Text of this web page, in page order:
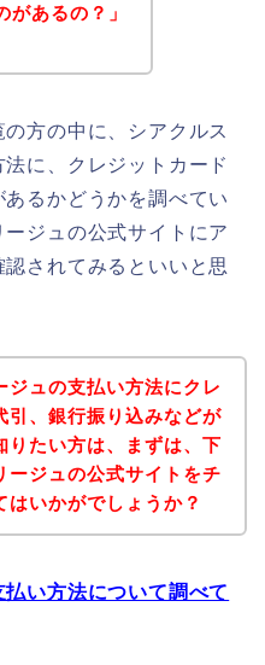
あるの？」
方の中に、シアクルス
に、クレジットカード
るかどうかを調べてい
ジュの公式サイトにア
されてみるといいと思
ジュの支払い方法にクレ
引、銀行振り込みなどが
りたい方は、まずは、下
ージュの公式サイトをチ
はいかがでしょうか？
い方法について調べて